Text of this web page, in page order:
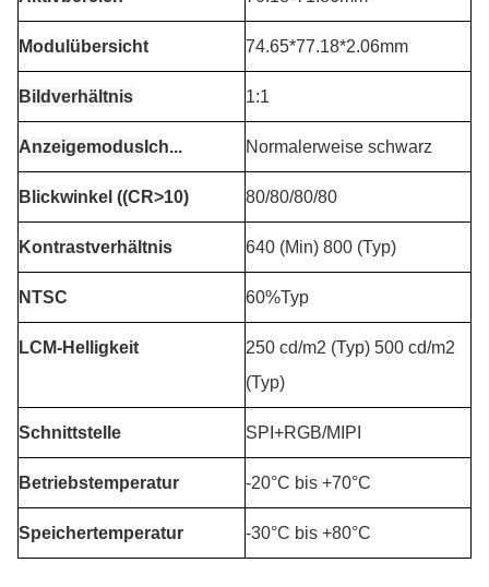
Modulübersicht 74.65*77.18*2.06mm
Bildverhältnis 1:1
Anzeigemodus Ich... Normalerweise schwarz
Blickwinkel ((CR>10) 80/80/80/80
Kontrastverhältnis 640 (Min) 800 (Typ)
NTSC 60%Typ
LCM-Helligkeit
250 cd/m2 (Typ) 500 cd/m2
(Typ)
Schnittstelle SPI+RGB/MIPI
Betriebstemperatur -20°C bis +70°C
Speichertemperatur -30°C bis +80°C